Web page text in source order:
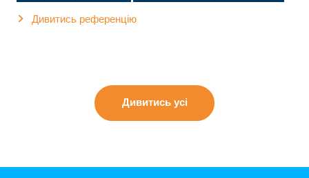
Дивитись референцію
Дивитись усі